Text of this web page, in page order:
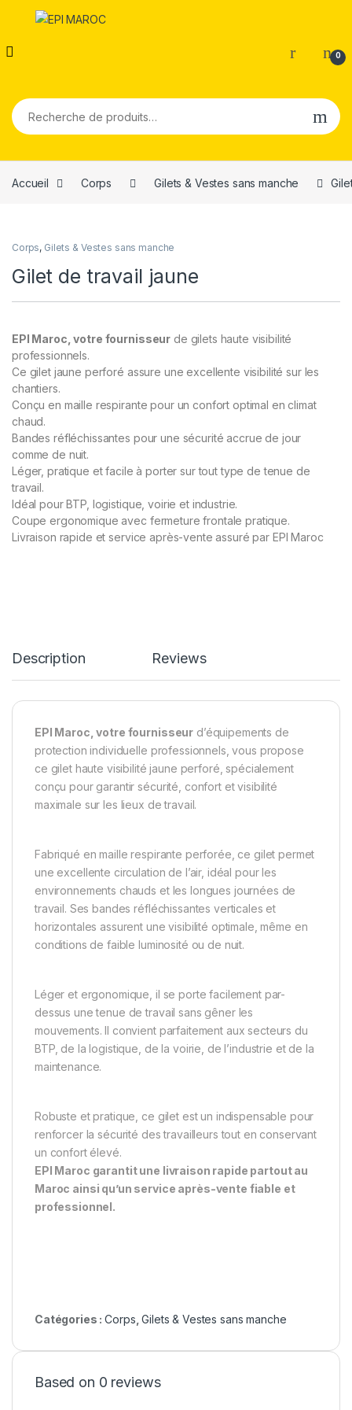
0
Recherche pour :
Accueil Corps Gilets & Vestes sans manche
Corps, Gilets & Vestes sans manche
Gilet de travail jaune
EPI Maroc, votre fournisseur de gilets haute visibilité
professionnels.
Ce gilet jaune perforé assure une excellente visibilité sur les
chantiers.
Conçu en maille respirante pour un confort optimal en climat
chaud.
Bandes réfléchissantes pour une sécurité accrue de jour
comme de nuit.
Léger, pratique et facile à porter sur tout type de tenue de
travail.
Idéal pour BTP, logistique, voirie et industrie.
Coupe ergonomique avec fermeture frontale pratique.
Livraison rapide et service après-vente assuré par EPI Maroc
Description Reviews
EPI Maroc, votre fournisseur d’équipements de
protection individuelle professionnels, vous propose
ce gilet haute visibilité jaune perforé, spécialement
conçu pour garantir sécurité, confort et visibilité
maximale sur les lieux de travail.
Fabriqué en maille respirante perforée, ce gilet permet
une excellente circulation de l’air, idéal pour les
environnements chauds et les longues journées de
travail. Ses bandes réfléchissantes verticales et
horizontales assurent une visibilité optimale, même en
conditions de faible luminosité ou de nuit.
Léger et ergonomique, il se porte facilement par-
dessus une tenue de travail sans gêner les
mouvements. Il convient parfaitement aux secteurs du
BTP, de la logistique, de la voirie, de l’industrie et de la
maintenance.
Robuste et pratique, ce gilet est un indispensable pour
renforcer la sécurité des travailleurs tout en conservant
un confort élevé.
EPI Maroc garantit une livraison rapide partout au
Maroc ainsi qu’un service après-vente fiable et
professionnel.
Catégories :Corps ,Gilets & Vestes sans manche
Based on 0 reviews